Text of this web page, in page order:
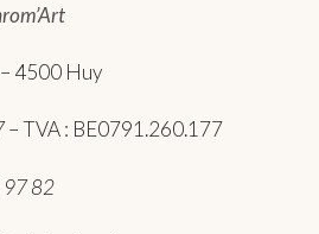
4500 Huy
– TVA : BE0791.260.177
97 82